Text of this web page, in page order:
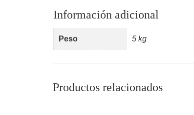
Información adicional
Peso 5 kg
Productos relacionados